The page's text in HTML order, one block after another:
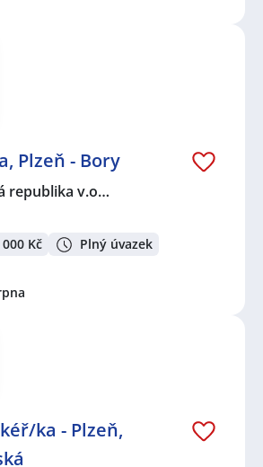
Plzeň - Bory
republika v.o…
Kč Plný úvazek
ka - Plzeň,